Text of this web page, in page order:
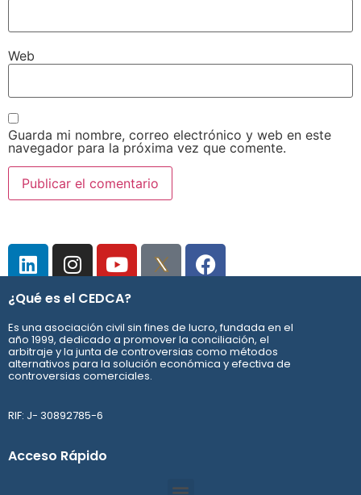
Web
Guarda mi nombre, correo electrónico y web en este
navegador para la próxima vez que comente.
¿Qué es el CEDCA?
Es una asociación civil sin fines de lucro, fundada en el
año 1999, dedicado a promover la conciliación, el
arbitraje y la junta de controversias como métodos
alternativos para la solución económica y efectiva de
controversias comerciales.
RIF: J- 30892785-6
Acceso Rápido